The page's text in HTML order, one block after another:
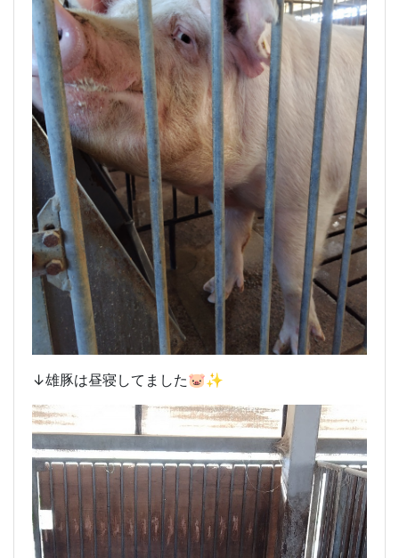
↓雄豚は昼寝してました🐷✨